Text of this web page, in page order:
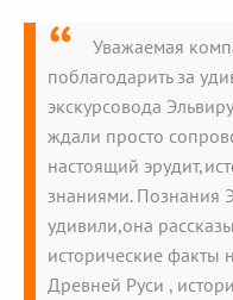
Уважаемая
поблагодарить за
экскурсовода
ждали просто
настоящий
знаниями. Познания
удивили,она
исторические факты
Древней Руси ,